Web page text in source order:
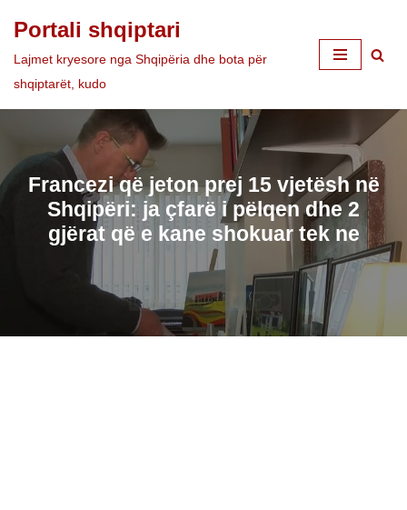
Skip
to
Portali shqiptari
Lajmet kryesore nga Shqipëria dhe bota për
shqiptarët, kudo
Francezi që jeton prej 15 vjetësh në
Shqipëri: ja çfarë i pëlqen dhe 2
gjërat që e kane shokuar tek ne